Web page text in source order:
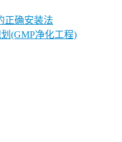
正确安装法
(GMP净化工程)